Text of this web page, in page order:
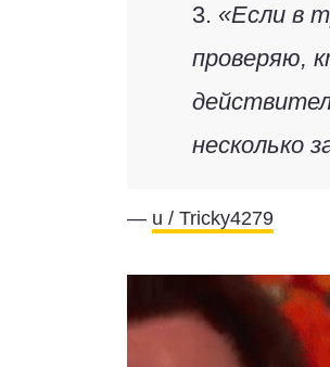
3. «Если в
проверяю,
несколько
— u / Tricky4279